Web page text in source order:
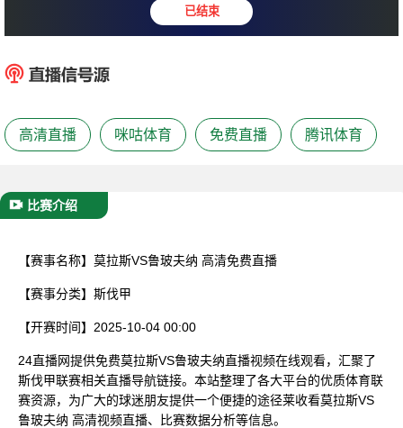
莫拉斯 3 : 2 鲁玻
高清直播 咪咕体育 免费直播 腾讯体育
比赛介绍
【赛事名称】 莫拉斯VS鲁玻夫纳 高清免费直播
【赛事分类】 斯伐甲
【开赛时间】 2025-10-04 00:00
24直播网提供免费莫拉斯VS鲁玻夫纳直播视频在线观看，汇聚了
斯伐甲联赛相关直播导航链接。本站整理了各大平台的优质体育联
赛资源，为广大的球迷朋友提供一个便捷的途径莱收看莫拉斯VS
鲁玻夫纳 高清视频直播、比赛数据分析等信息。